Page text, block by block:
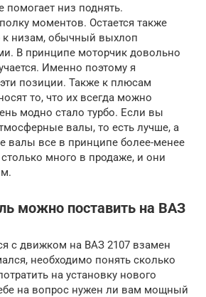
помогает низ поднять.
моментов. Остается также
к низам, обычный выхлоп
В принципе моторчик довольно
Именно поэтому я
позиции. Также к плюсам
то, что их всегда можно
модно стало турбо. Если вы
валы, то есть лучше, а
валы все в принципе более-менее
много в продаже, и они
можно поставить на ВАЗ
с движком на ВАЗ 2107 взамен
необходимо понять сколько
на установку нового
на вопрос нужен ли вам мощный